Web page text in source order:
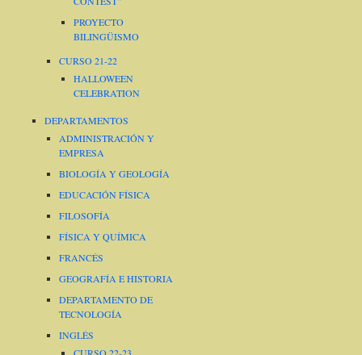
PROYECTO
BILINGÜISMO
CURSO 21-22
HALLOWEEN
CELEBRATION
DEPARTAMENTOS
ADMINISTRACIÓN Y
EMPRESA
BIOLOGÍA Y GEOLOGÍA
EDUCACIÓN FÍSICA
FILOSOFÍA
FÍSICA Y QUÍMICA
FRANCÉS
GEOGRAFÍA E HISTORIA
DEPARTAMENTO DE
TECNOLOGÍA
INGLÉS